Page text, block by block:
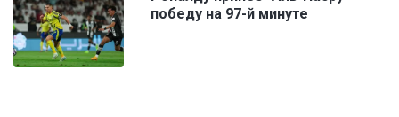
победу на 97-й минуте